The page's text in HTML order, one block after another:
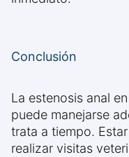
Conclusión
La estenosis anal
puede manejarse
trata a tiempo.
realizar visitas